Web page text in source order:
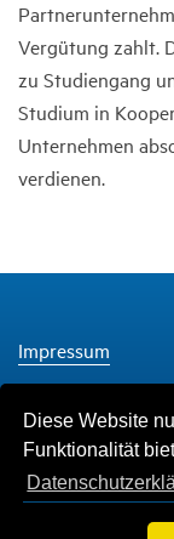
Diese Website
Funktionalität
Vergütung zahlt.
zu Studiengang
Studium in
Unternehmen
verdienen.
Impressum